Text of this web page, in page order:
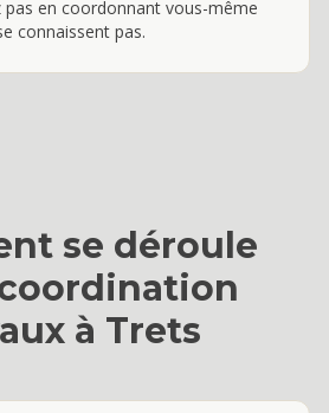
en coordonnant vous-même
connaissent pas.
se déroule
à Trets